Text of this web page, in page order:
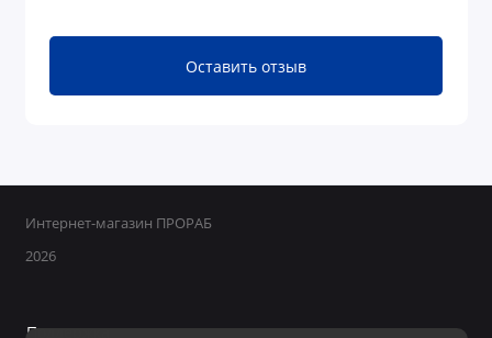
Оставить отзыв
Интернет-магазин ПРОРАБ
2026
Поддержка